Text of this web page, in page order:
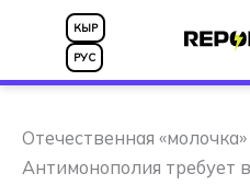
Перейти
содержимому
КЫР
РУС
Отечественная
Антимонополия требует